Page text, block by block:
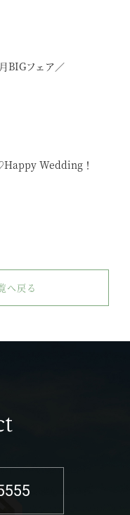
BIGフェア／
Wedding！
へ戻る